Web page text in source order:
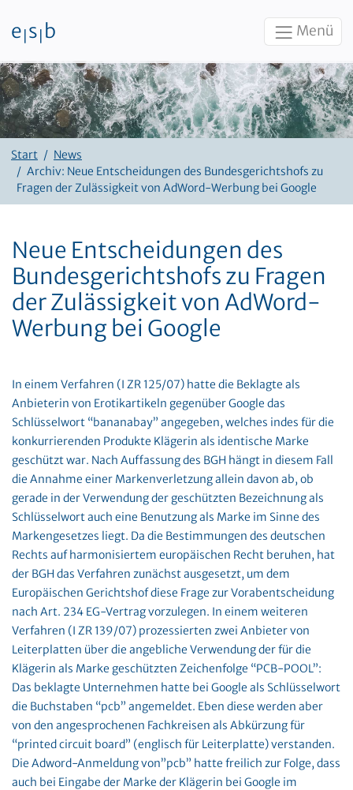
Zum Inhalt
e s b Menü
Start
News
Archiv: Neue Entscheidungen des Bundesgerichtshofs zu
Fragen der Zulässigkeit von AdWord-Werbung bei Google
Neue Entscheidungen des
Bundesgerichtshofs zu Fragen
der Zulässigkeit von AdWord-
Werbung bei Google
In einem Verfahren (I ZR 125/07) hatte die Beklagte als
Anbieterin von Erotikartikeln gegenüber Google das
Schlüsselwort “bananabay” angegeben, welches indes für die
konkurrierenden Produkte Klägerin als identische Marke
geschützt war. Nach Auffassung des BGH hängt in diesem Fall
die Annahme einer Markenverletzung allein davon ab, ob
gerade in der Verwendung der geschützten Bezeichnung als
Schlüsselwort auch eine Benutzung als Marke im Sinne des
Markengesetzes liegt. Da die Bestimmungen des deutschen
Rechts auf harmonisiertem europäischen Recht beruhen, hat
der BGH das Verfahren zunächst ausgesetzt, um dem
Europäischen Gerichtshof diese Frage zur Vorabentscheidung
nach Art. 234 EG-Vertrag vorzulegen. In einem weiteren
Verfahren (I ZR 139/07) prozessierten zwei Anbieter von
Leiterplatten über die angebliche Verwendung der für die
Klägerin als Marke geschützten Zeichenfolge “PCB-POOL”:
Das beklagte Unternehmen hatte bei Google als Schlüsselwort
die Buchstaben “pcb” angemeldet. Eben diese werden aber
von den angesprochenen Fachkreisen als Abkürzung für
“printed circuit board” (englisch für Leiterplatte) verstanden.
Die Adword-Anmeldung von”pcb” hatte freilich zur Folge, dass
auch bei Eingabe der Marke der Klägerin bei Google im